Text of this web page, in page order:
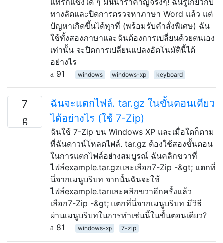
ทางลัดและปิดการตรวจหาภาษา Word แล้ว แต่
ปัญหาเกิดขึ้นได้ทุกที่ (พร้อมรับคำสั่งพิเศษ) ฉัน
ใช้ทั้งสองภาษาและฉันต้องการเปลี่ยนด้วยตนเอง
เท่านั้น จะปิดการเปลี่ยนแปลงอัตโนมัตินี้ได้
อย่างไร
91
windows windows-xp keyboard
7
ฉันจะแตกไฟล์. tar.gz ในขั้นตอนเดียว
ได้อย่างไร (ใช้ 7-Zip)
ฉันใช้ 7-Zip บน Windows XP และเมื่อใดก็ตาม
ที่ฉันดาวน์โหลดไฟล์. tar.gz ต้องใช้สองขั้นตอน
ในการแตกไฟล์อย่างสมบูรณ์ ฉันคลิกขวาที่
ไฟล์example.tar.gzและเลือก7-Zip -&gt; แตกที่
นี่จากเมนูบริบท จากนั้นฉันจะใช้
ไฟล์example.tarและคลิกขวาอีกครั้งแล้ว
เลือก7-Zip -&gt; แตกที่นี่จากเมนูบริบท มีวิธี
ผ่านเมนูบริบทในการทำเช่นนี้ในขั้นตอนเดียว?
81
windows-xp 7-zip